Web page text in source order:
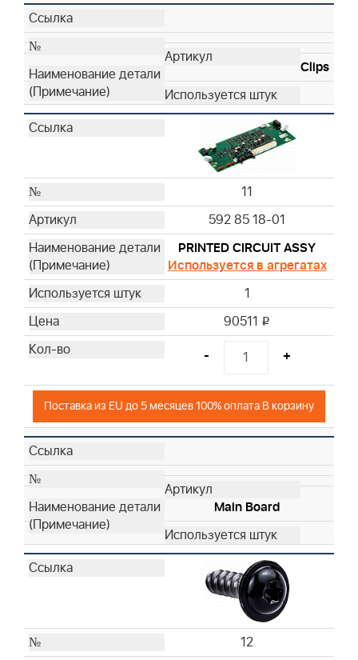
Clips
11
592 85 18-01
PRINTED CIRCUIT ASSY
Используется в агрегатах
1
90511 i
- +
Поставка из EU до 5 месяцев 100% оплата В корзину
Main Board
12